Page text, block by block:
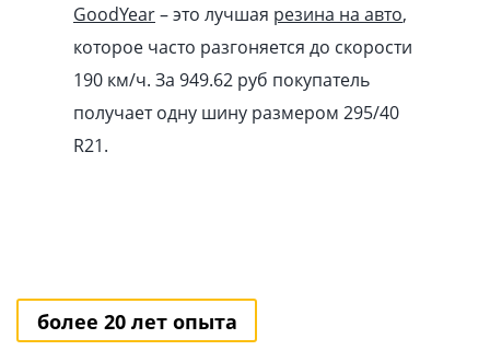
GoodYear– это лучшая резина на авто,
которое часто разгоняется до скорости
190 км/ч. За 949.62 pуб покупатель
получает одну шину размером 295/40
R21.
более 20 лет опыта